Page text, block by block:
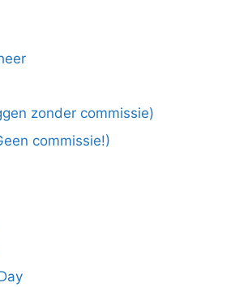
zonder commissie)
commissie!)